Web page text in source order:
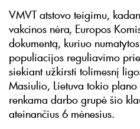
VMVT atstovo teigimu,
vakcinos nėra, Europos
dokumentą, kuriuo
populiacijos reguliavimo
siekiant užkirsti tolimesnį
Masiulio, Lietuva tokio
renkama darbo grupė šio
ateinančius 6 mėnesius.